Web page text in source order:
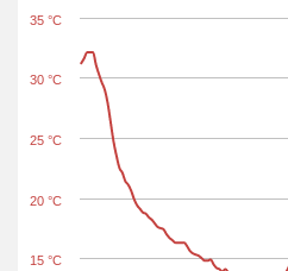
15 °C
20 °C
25 °C
30 °C
35 °C